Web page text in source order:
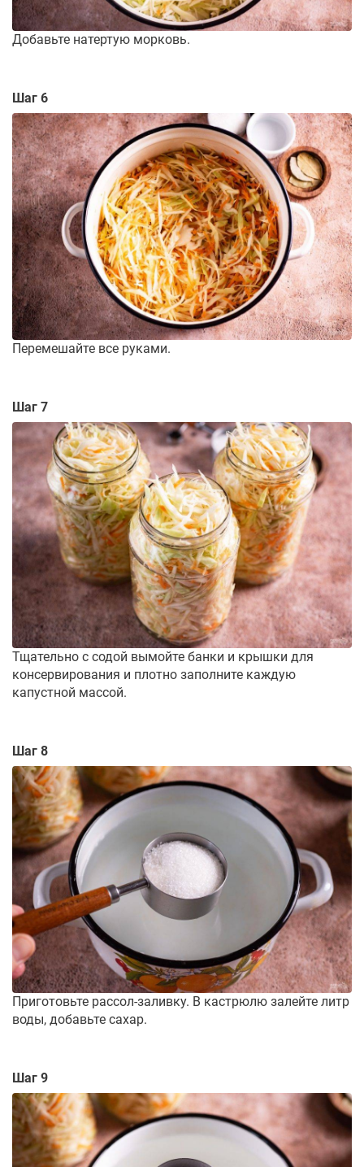
Добавьте натертую морковь.
Шаг 6
Перемешайте все руками.
Шаг 7
Тщательно с содой вымойте банки и крышки для
консервирования и плотно заполните каждую
капустной массой.
Шаг 8
Приготовьте рассол-заливку. В кастрюлю залейте литр
воды, добавьте сахар.
Шаг 9